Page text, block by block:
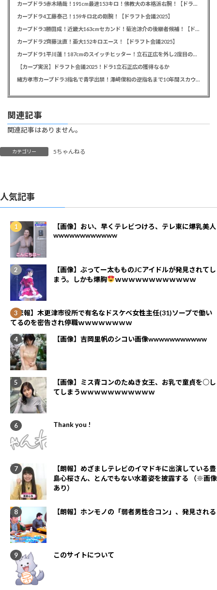
カープドラ5赤木晴哉！191cm最速153キロ！佛教大の本格派右腕！【ドラフト会議2025】
カープドラ4工藤泰己！159キロ北の剛腕！【ドラフト会議2025】
カープドラ3勝田成！近畿大163cmセカンド！菊池涼介の後継者候補！【ドラフト会議2025】
カープドラ2齊藤汰直！亜大152キロエース！【ドラフト会議2025】
カープドラ1平川蓮！187cmのスイッチヒッター！立石正広を外し2度目の重複も新井監督がクジを引き当てる！【ドラフト会議2025】
【カープ実況】ドラフト会議2025！ドラ1立石正広の獲得なるか
緒方孝市カープドラ3指名で青学出禁！澤﨑俊和の逆指名まで10年間スカウト出禁
関連記事
関連記事はありません。
カテゴリー 5ちゃんねる
人気記事
【画像】おい、早くテレビつけろ、テレ東に爆乳美人
wwwwwwwwwwww
【画像】ぶってー太もものJCアイドルが発見されてし
まう。しかも爆胸
ｗｗｗｗｗｗｗｗｗｗｗｗ
【悲報】木更津市役所で有名なドスケベ女性主任(31)ソープで働い
てるのを密告され停職ｗｗｗｗｗｗｗｗ
【画像】吉岡里帆のシコい画像wwwwwwwwwww
【画像】ミス青コンのたぬき女王、お乳で童貞を○し
てしまうｗｗｗｗｗｗｗｗｗｗｗ
Thank you !
【朗報】めざましテレビのイマドキに出演している豊
島心桜さん、とんでもない水着姿を披露する （※画像
あり）
【朗報】ホンモノの「弱者男性合コン」、発見される
このサイトについて